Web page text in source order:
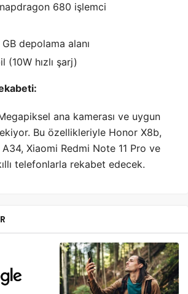
680 işlemci
depolama alanı
(10W hızlı şarj)
ana kamerası ve uygun
Bu özellikleriyle Honor X8b,
Xiaomi Redmi Note 11 Pro ve
telefonlarla rekabet edecek.